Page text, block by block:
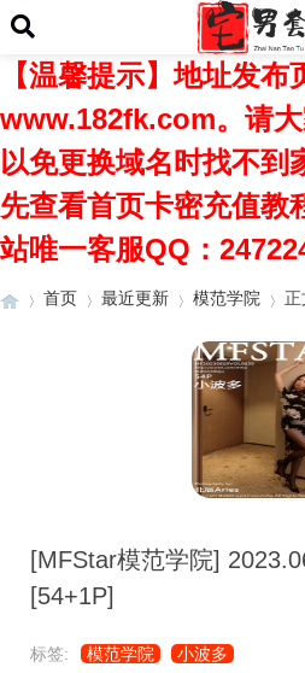
【温馨提示】地址发布
www.182fk.com。请大
以免更换域名时找不到
先查看首页卡密充值教
站唯一客服QQ：
首页 最近更新 模范学院
›
正
[MFStar模范学院]
[54+1P]
标签: 模范学院
小波多